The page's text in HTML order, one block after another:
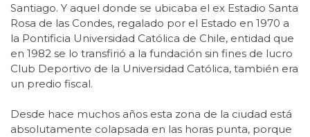
Santiago. Y aquel donde se ubicaba el ex Estadio Santa
Rosa de las Condes, regalado por el Estado en 1970 a
la Pontificia Universidad Católica de Chile, entidad que
en 1982 se lo transfirió a la fundación sin fines de lucro
Club Deportivo de la Universidad Católica, también era
un predio fiscal.
Desde hace muchos años esta zona de la ciudad está
absolutamente colapsada en las horas punta, porque